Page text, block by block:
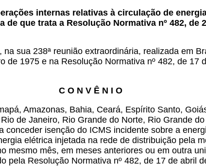
internas relativas à circulação de
de que trata a Resolução Normativa nº 482, de
, na sua 238ª reunião extraordinária, realizada em
de 1975 e na Resolução Normativa nº 482, de
C O N V Ê N I O
Amazonas, Bahia, Ceará, Espírito Santo,
de Janeiro, Rio Grande do Norte, Rio Grande
isenção do ICMS incidente sobre a
elétrica injetada na rede de distribuição pela
mesmo mês, em meses anteriores ou em outra
pela Resolução Normativa nº 482, de 17 de abril